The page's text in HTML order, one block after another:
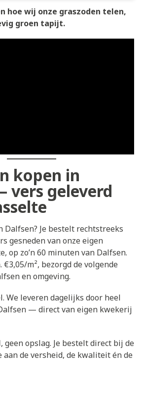
hoe wij onze graszoden telen,
groen tapijt.
kopen in
vers geleverd
Dalfsen? Je bestelt rechtstreeks
gesneden van onze eigen
op zo’n 60 minuten van Dalfsen.
€3,05/m², bezorgd de volgende
en omgeving.
We leveren dagelijks door heel
— direct van eigen kwekerij
geen opslag. Je bestelt direct bij de
aan de versheid, de kwaliteit én de